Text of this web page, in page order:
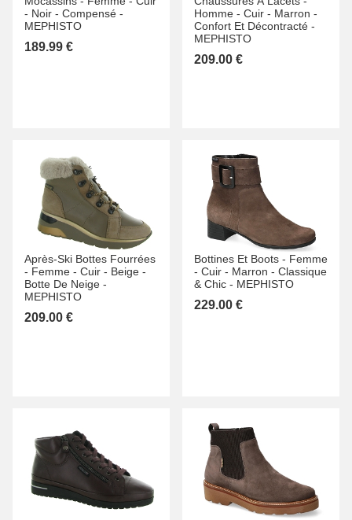
- Noir - Compensé -
MEPHISTO
189.99 €
Homme - Cuir - Marron -
Confort Et Décontracté -
MEPHISTO
209.00 €
Après-Ski Bottes Fourrées
- Femme - Cuir - Beige -
Botte De Neige -
MEPHISTO
209.00 €
Bottines Et Boots - Femme
- Cuir - Marron - Classique
& Chic - MEPHISTO
229.00 €